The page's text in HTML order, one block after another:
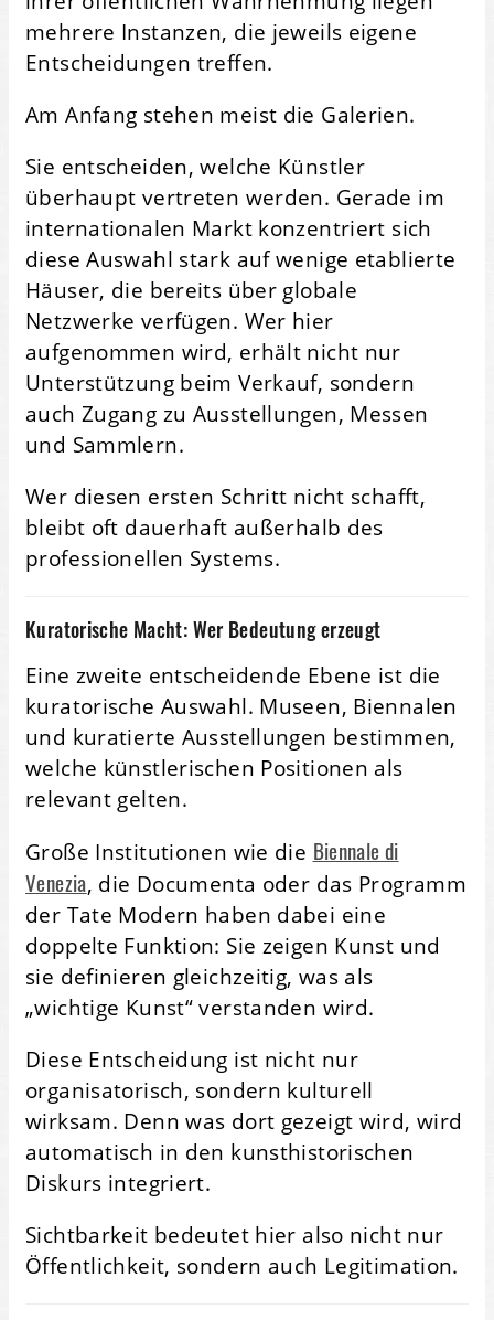
mehrere Instanzen, die jeweils eigene
Entscheidungen treffen.
Am Anfang stehen meist die Galerien.
Sie entscheiden, welche Künstler
überhaupt vertreten werden. Gerade im
internationalen Markt konzentriert sich
diese Auswahl stark auf wenige etablierte
Häuser, die bereits über globale
Netzwerke verfügen. Wer hier
aufgenommen wird, erhält nicht nur
Unterstützung beim Verkauf, sondern
auch Zugang zu Ausstellungen, Messen
und Sammlern.
Wer diesen ersten Schritt nicht schafft,
bleibt oft dauerhaft außerhalb des
professionellen Systems.
Kuratorische Macht: Wer Bedeutung erzeugt
Eine zweite entscheidende Ebene ist die
kuratorische Auswahl. Museen, Biennalen
und kuratierte Ausstellungen bestimmen,
welche künstlerischen Positionen als
relevant gelten.
Große Institutionen wie die Biennale di
Venezia, die Documenta oder das Programm
der Tate Modern haben dabei eine
doppelte Funktion: Sie zeigen Kunst und
sie definieren gleichzeitig, was als
„wichtige Kunst“ verstanden wird.
Diese Entscheidung ist nicht nur
organisatorisch, sondern kulturell
wirksam. Denn was dort gezeigt wird, wird
automatisch in den kunsthistorischen
Diskurs integriert.
Sichtbarkeit bedeutet hier also nicht nur
Öffentlichkeit, sondern auch Legitimation.